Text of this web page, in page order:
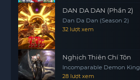
DAN DA DAN (Phần 2)
Dan Da Dan (Season 2)
32 lượt xem
Nghịch Thiên Chí Tôn
Incomparable Demon King
28 lượt xem